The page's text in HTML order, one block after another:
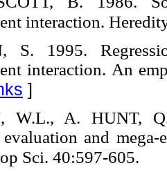
interaction.
S. 1995.
interaction. An
]
W.L., A. HUNT,
and
Sci. 40:597-605.